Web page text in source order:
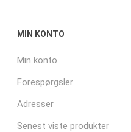
MIN KONTO
Min konto
Forespørgsler
Adresser
Senest viste produkter